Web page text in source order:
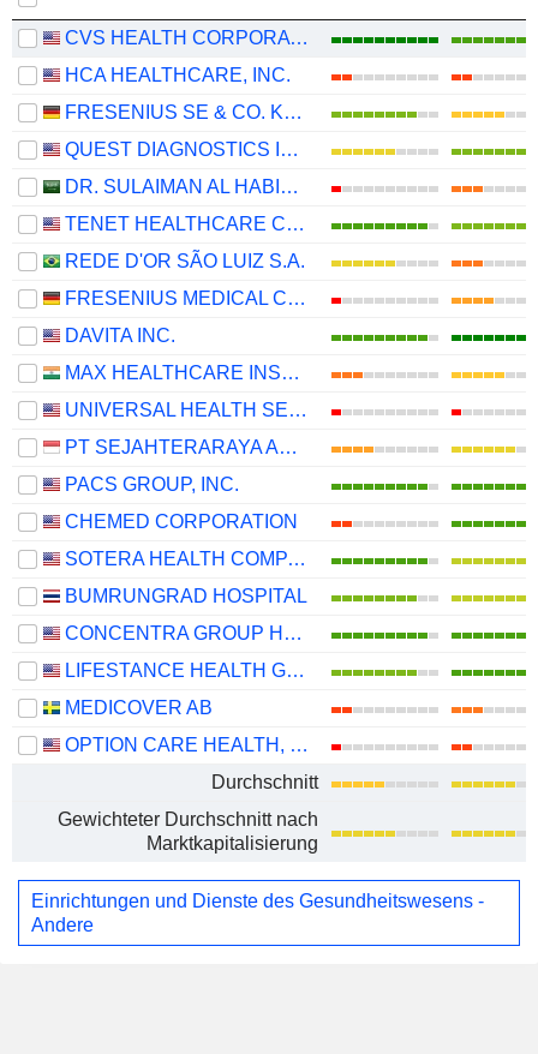
CVS HEALTH CORPORATION
HCA HEALTHCARE, INC.
FRESENIUS SE & CO. KGAA
QUEST DIAGNOSTICS INCORPORATED
DR. SULAIMAN AL HABIB MEDICAL SERVICES GROUP COMPANY
TENET HEALTHCARE CORPORATION
REDE D'OR SÃO LUIZ S.A.
FRESENIUS MEDICAL CARE AG
DAVITA INC.
MAX HEALTHCARE INSTITUTE LIMITED
UNIVERSAL HEALTH SERVICES, INC.
PT SEJAHTERARAYA ANUGRAHJAYA TBK
PACS GROUP, INC.
CHEMED CORPORATION
SOTERA HEALTH COMPANY
BUMRUNGRAD HOSPITAL
CONCENTRA GROUP HOLDINGS PARENT, INC.
LIFESTANCE HEALTH GROUP, INC.
MEDICOVER AB
OPTION CARE HEALTH, INC.
Durchschnitt
Gewichteter Durchschnitt nach
Marktkapitalisierung
Einrichtungen und Dienste des Gesundheitswesens -
Andere